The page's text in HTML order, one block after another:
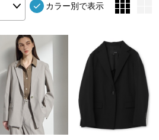
カラー別で表示